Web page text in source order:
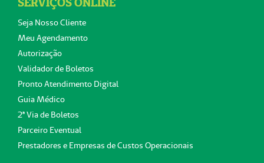
Seja Nosso Cliente
Meu Agendamento
Autorização
Validador de Boletos
Pronto Atendimento Digital
Guia Médico
2ª Via de Boletos
Parceiro Eventual
Prestadores e Empresas de Custos Operacionais